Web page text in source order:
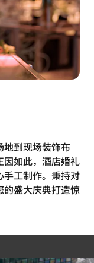
地到现场装饰布
因如此，酒店婚礼
手工制作。秉持对
的盛大庆典打造惊